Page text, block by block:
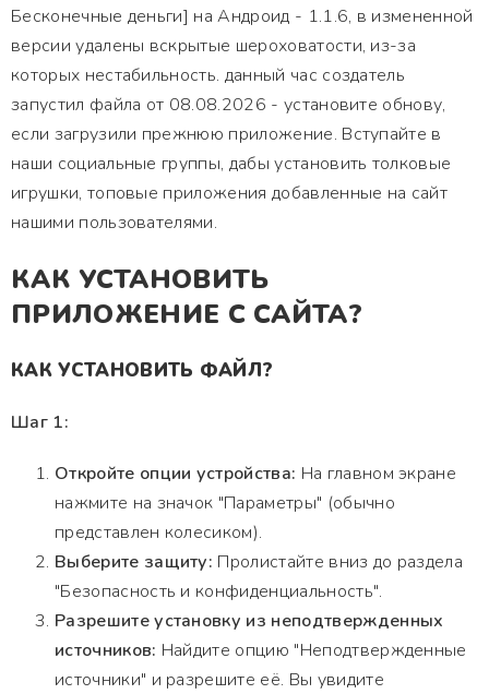
Бесконечные деньги] на Андроид - 1.1.6, в измененной
версии удалены вскрытые шероховатости, из-за
которых нестабильность. данный час создатель
запустил файла от 08.08.2026 - установите обнову,
если загрузили прежнюю приложение. Вступайте в
наши социальные группы, дабы установить толковые
игрушки, топовые приложения добавленные на сайт
нашими пользователями.
КАК УСТАНОВИТЬ
ПРИЛОЖЕНИЕ С САЙТА?
КАК УСТАНОВИТЬ ФАЙЛ?
Шаг 1:
Откройте опции устройства: На главном экране
нажмите на значок "Параметры" (обычно
представлен колесиком).
Выберите защиту: Пролистайте вниз до раздела
"Безопасность и конфиденциальность".
Разрешите установку из неподтвержденных
источников: Найдите опцию "Неподтвержденные
источники" и разрешите её. Вы увидите